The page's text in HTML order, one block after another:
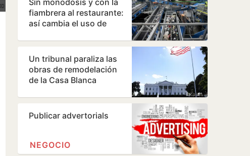
Sin monodosis y con la
fiambrera al restaurante:
así cambia el uso de
directiva…
Un tribunal paraliza las
obras de remodelación
de la Casa Blanca
Publicar advertorials
NEGOCIO